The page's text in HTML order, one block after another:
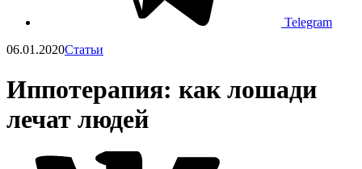
Telegram
06.01.2020Статьи
Иппотерапия: как лошади
лечат людей